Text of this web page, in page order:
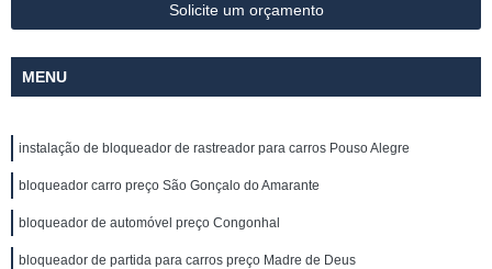
Solicite um orçamento
MENU
instalação de bloqueador de rastreador para carros Pouso Alegre
bloqueador carro preço São Gonçalo do Amarante
bloqueador de automóvel preço Congonhal
bloqueador de partida para carros preço Madre de Deus